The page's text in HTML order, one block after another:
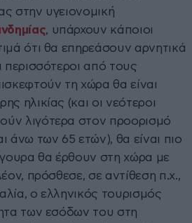
στην υγειονομική
, υπάρχουν κάποιοι
ότι θα επηρεάσουν αρνητικά
από τους
τη χώρα θα είναι
ηλικίας (και οι νεότεροι
λιγότερα στον προορισμό
άνω των 65 ετών), θα είναι πιο
θα έρθουν στη χώρα με
πρόσθεσε, σε αντίθεση π.χ.,
ο ελληνικός τουρισμός
των εσόδων του στη